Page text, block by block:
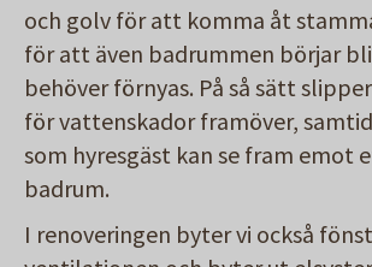
och golv för att komma åt
för att även badrummen börjar
behöver förnyas. På så sätt
för vattenskador framöver,
som hyresgäst kan se fram emot
badrum.
I renoveringen byter vi också